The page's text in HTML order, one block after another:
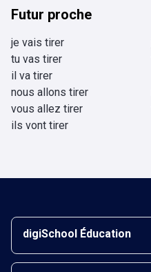
Futur proche
je vais tirer
tu vas tirer
il va tirer
nous allons tirer
vous allez tirer
ils vont tirer
digiSchool Éducation